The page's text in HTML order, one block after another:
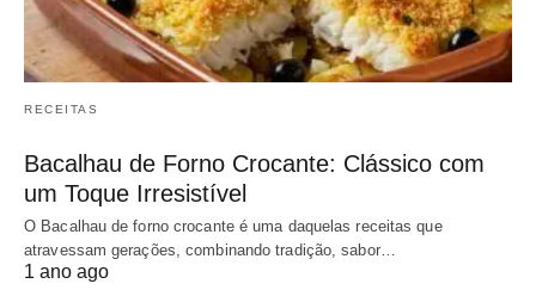
RECEITAS
Bacalhau de Forno Crocante: Clássico com
um Toque Irresistível
O Bacalhau de forno crocante é uma daquelas receitas que
atravessam gerações, combinando tradição, sabor…
1 ano ago